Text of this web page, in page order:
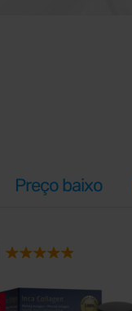
Preço baixo